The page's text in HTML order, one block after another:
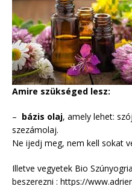
Amire szükséged lesz:
– bázis olaj, amely lehet:
szezámolaj.
Ne ijedj meg, nem kell sokat
Illetve vegyetek Bio
beszerezni : https://